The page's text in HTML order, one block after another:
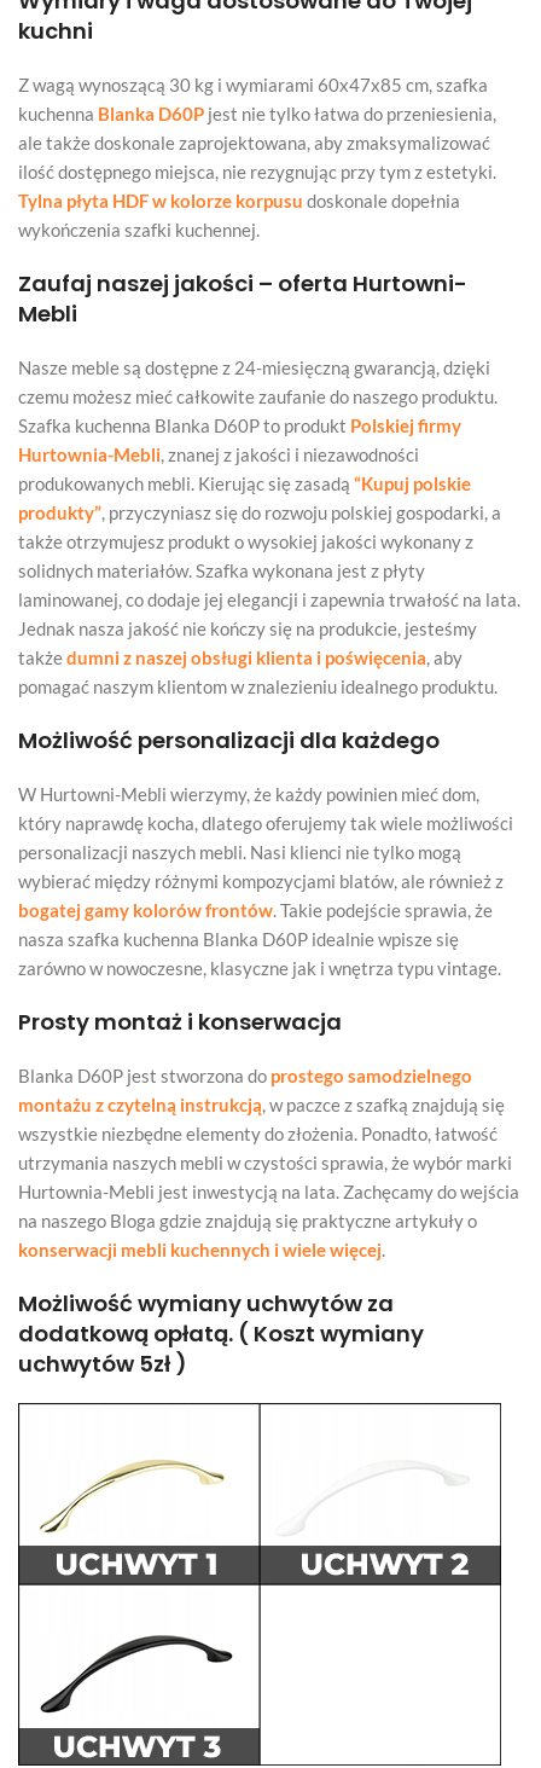
kuchni
Z wagą wynoszącą 30 kg i wymiarami 60x47x85 cm, szafka
kuchenna Blanka D60P jest nie tylko łatwa do przeniesienia,
ale także doskonale zaprojektowana, aby zmaksymalizować
ilość dostępnego miejsca, nie rezygnując przy tym z estetyki.
Tylna płyta HDF w kolorze korpusu doskonale dopełnia
wykończenia szafki kuchennej.
Zaufaj naszej jakości – oferta Hurtowni-
Mebli
Nasze meble są dostępne z 24-miesięczną gwarancją, dzięki
czemu możesz mieć całkowite zaufanie do naszego produktu.
Szafka kuchenna Blanka D60P to produkt Polskiej firmy
Hurtownia-Mebli, znanej z jakości i niezawodności
produkowanych mebli. Kierując się zasadą “Kupuj polskie
produkty”, przyczyniasz się do rozwoju polskiej gospodarki, a
także otrzymujesz produkt o wysokiej jakości wykonany z
solidnych materiałów. Szafka wykonana jest z płyty
laminowanej, co dodaje jej elegancji i zapewnia trwałość na lata.
Jednak nasza jakość nie kończy się na produkcie, jesteśmy
takżedumni z naszej obsługi klienta i poświęcenia, aby
pomagać naszym klientom w znalezieniu idealnego produktu.
Możliwość personalizacji dla każdego
W Hurtowni-Mebli wierzymy, że każdy powinien mieć dom,
który naprawdę kocha, dlatego oferujemy tak wiele możliwości
personalizacji naszych mebli. Nasi klienci nie tylko mogą
wybierać między różnymi kompozycjami blatów, ale również z
bogatej gamy kolorów frontów. Takie podejście sprawia, że
nasza szafka kuchenna Blanka D60P idealnie wpisze się
zarówno w nowoczesne, klasyczne jak i wnętrza typu vintage.
Prosty montaż i konserwacja
Blanka D60P jest stworzona do prostego samodzielnego
montażu z czytelną instrukcją, w paczce z szafką znajdują się
wszystkie niezbędne elementy do złożenia. Ponadto, łatwość
utrzymania naszych mebli w czystości sprawia, że wybór marki
Hurtownia-Mebli jest inwestycją na lata. Zachęcamy do wejścia
na naszego Bloga gdzie znajdują się praktyczne artykuły o
konserwacji mebli kuchennych i wiele więcej.
Możliwość wymiany uchwytów za
dodatkową opłatą. ( Koszt wymiany
uchwytów 5zł )